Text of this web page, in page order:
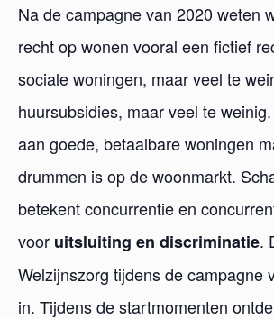
Na de campagne van 2020 weten
recht op wonen vooral een fictief
sociale woningen, maar veel te
huursubsidies, maar veel te
aan goede, betaalbare woningen
drummen is op de woonmarkt.
betekent concurrentie en
voor uitsluiting en discriminatie.
Welzijnszorg tijdens de campagne
in. Tijdens de startmomenten